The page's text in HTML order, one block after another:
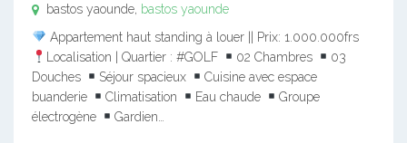
bastos yaounde, bastos yaounde
Appartement haut standing à louer || Prix: 1.000.000frs
Localisation | Quartier : #GOLF
02 Chambres
03
Douches
Séjour spacieux
Cuisine avec espace
buanderie
Climatisation Eau chaude
Groupe
électrogène
Gardien…